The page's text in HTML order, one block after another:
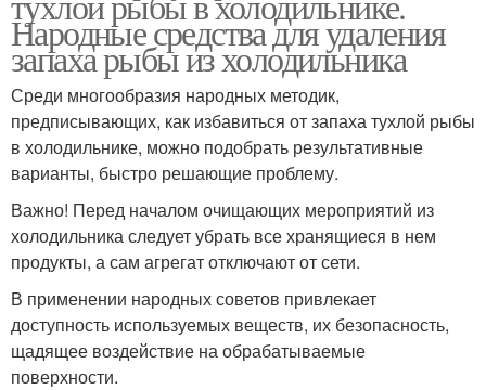
Народные средства для удаления
запаха рыбы из холодильника
Среди многообразия народных методик,
предписывающих, как избавиться от запаха тухлой рыбы
в холодильнике, можно подобрать результативные
варианты, быстро решающие проблему.
Важно! Перед началом очищающих мероприятий из
холодильника следует убрать все хранящиеся в нем
продукты, а сам агрегат отключают от сети.
В применении народных советов привлекает
доступность используемых веществ, их безопасность,
щадящее воздействие на обрабатываемые
поверхности.